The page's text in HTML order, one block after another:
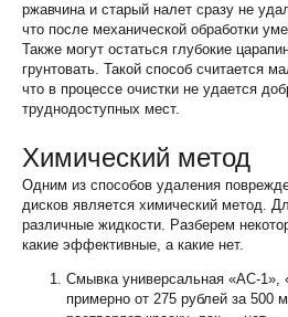
ржавчина и старый налет сразу не
что после механической обработки
Также могут остаться глубокие
грунтовать. Такой способ считается
что в процессе очистки не удается
труднодоступных мест.
Химический метод
Одним из способов удаления
дисков является химический метод.
различные жидкости. Разберем
какие эффективные, а какие нет.
Смывка универсальная «АС-1»,
примерно от 275 рублей за 500